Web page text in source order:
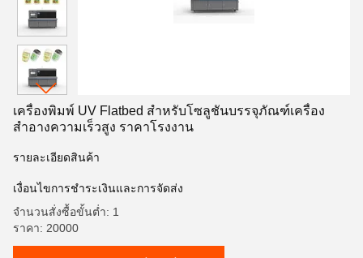
เครื่องพิมพ์ UV Flatbed สำหรับโซลูชันบรรจุภัณฑ์เครื่อง
สำอางความเร็วสูง ราคาโรงงาน
รายละเอียดสินค้า
เงื่อนไขการชําระเงินและการจัดส่ง
จำนวนสั่งซื้อขั้นต่ำ: 1
ราคา: 20000